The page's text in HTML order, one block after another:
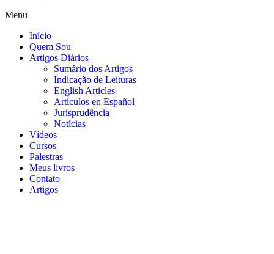
Menu
Início
Quem Sou
Artigos Diários
Sumário dos Artigos
Indicação de Leituras
English Articles
Artículos en Español
Jurisprudência
Notícias
Vídeos
Cursos
Palestras
Meus livros
Contato
Artigos